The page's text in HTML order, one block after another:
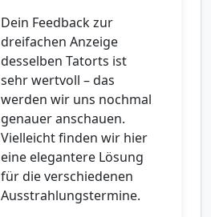
Dein Feedback zur
dreifachen Anzeige
desselben Tatorts ist
sehr wertvoll – das
werden wir uns nochmal
genauer anschauen.
Vielleicht finden wir hier
eine elegantere Lösung
für die verschiedenen
Ausstrahlungstermine.